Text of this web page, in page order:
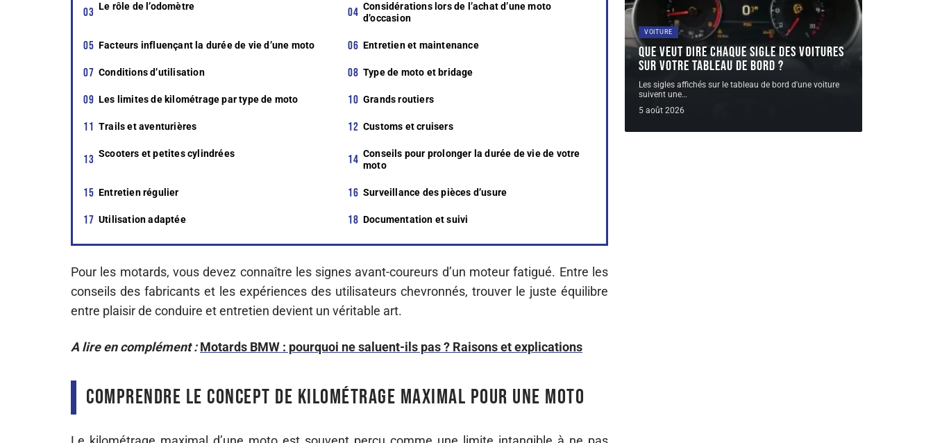
Le rôle de l’odomètre
Considérations lors de l’achat d’une moto
d’occasion
Facteurs influençant la durée de vie d’une moto Entretien et maintenance
Conditions d’utilisation Type de moto et bridage
Les limites de kilométrage par type de moto Grands routiers
Trails et aventurières Customs et cruisers
Scooters et petites cylindrées
Conseils pour prolonger la durée de vie de votre
moto
Entretien régulier Surveillance des pièces d’usure
Utilisation adaptée Documentation et suivi
Pour les motards, vous devez connaître les signes avant-coureurs d’un moteur fatigué. Entre les
conseils des fabricants et les expériences des utilisateurs chevronnés, trouver le juste équilibre
entre plaisir de conduire et entretien devient un véritable art.
A lire en complément : Motards BMW : pourquoi ne saluent-ils pas ? Raisons et explications
Comprendre le concept de kilométrage maximal pour une moto
VOITURE
Que veut dire chaque sigle des voitures
sur votre tableau de bord ?
Les sigles affichés sur le tableau de bord d'une voiture
suivent une…
5 août 2026